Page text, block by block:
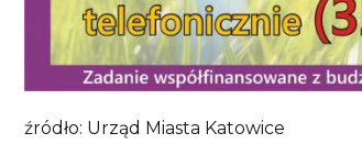
źródło: Urząd Miasta Katowice